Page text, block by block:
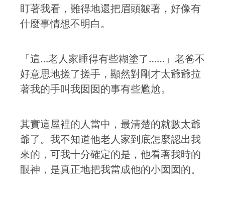
盯著我看，難得地還把眉頭皺著，好像有
什麼事情想不明白。
「這…老人家睡得有些糊塗了……」老爸不
好意思地搓了搓手，顯然對剛才太爺爺拉
著我的手叫我囡囡的事有些尷尬。
其實這屋裡的人當中，最清楚的就數太爺
爺了。我不知道他老人家到底怎麼認出我
來的，可我十分確定的是，他看著我時的
眼神，是真正地把我當成他的小囡囡的。